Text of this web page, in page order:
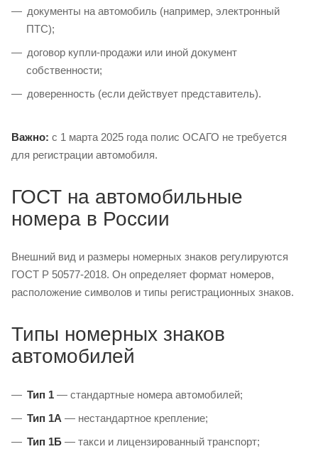
документы на автомобиль (например, электронный
ПТС);
договор купли-продажи или иной документ
собственности;
доверенность (если действует представитель).
Важно: с 1 марта 2025 года полис ОСАГО не требуется
для регистрации автомобиля.
ГОСТ на автомобильные
номера в России
Внешний вид и размеры номерных знаков регулируются
ГОСТ Р 50577-2018. Он определяет формат номеров,
расположение символов и типы регистрационных знаков.
Типы номерных знаков
автомобилей
Тип 1 — стандартные номера автомобилей;
Тип 1А — нестандартное крепление;
Тип 1Б — такси и лицензированный транспорт;